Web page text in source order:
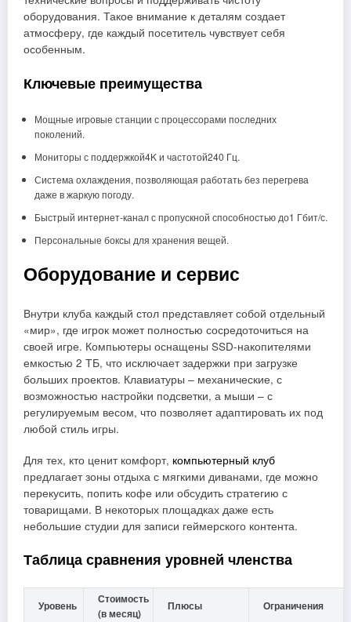
оборудования. Такое внимание к деталям создает
атмосферу, где каждый посетитель чувствует себя
особенным.
Ключевые преимущества
Мощные игровые станции с процессорами последних
поколений.
Мониторы с поддержкой4K и частотой240 Гц.
Система охлаждения, позволяющая работать без перегрева
даже в жаркую погоду.
Быстрый интернет‑канал с пропускной способностью до1 Гбит/с.
Персональные боксы для хранения вещей.
Оборудование и сервис
Внутри клуба каждый стол представляет собой отдельный
«мир», где игрок может полностью сосредоточиться на
своей игре. Компьютеры оснащены SSD‑накопителями
емкостью 2 ТБ, что исключает задержки при загрузке
больших проектов. Клавиатуры – механические, с
возможностью настройки подсветки, а мыши – с
регулируемым весом, что позволяет адаптировать их под
любой стиль игры.
Для тех, кто ценит комфорт, компьютерный клуб
предлагает зоны отдыха с мягкими диванами, где можно
перекусить, попить кофе или обсудить стратегию с
товарищами. В некоторых площадках даже есть
небольшие студии для записи геймерского контента.
Таблица сравнения уровней членства
Уровень
Стоимость
(в месяц)
Плюсы Ограничения